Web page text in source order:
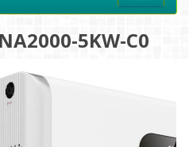
5KW-C0